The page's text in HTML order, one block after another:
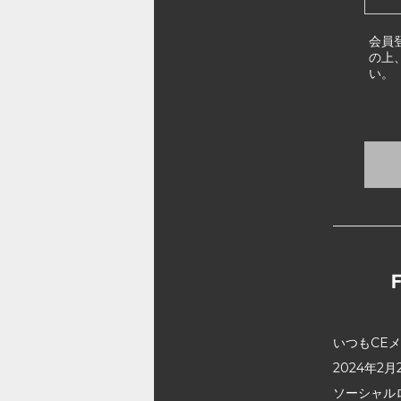
会員
の上
い。
いつもCE
2024年2月
ソーシャ